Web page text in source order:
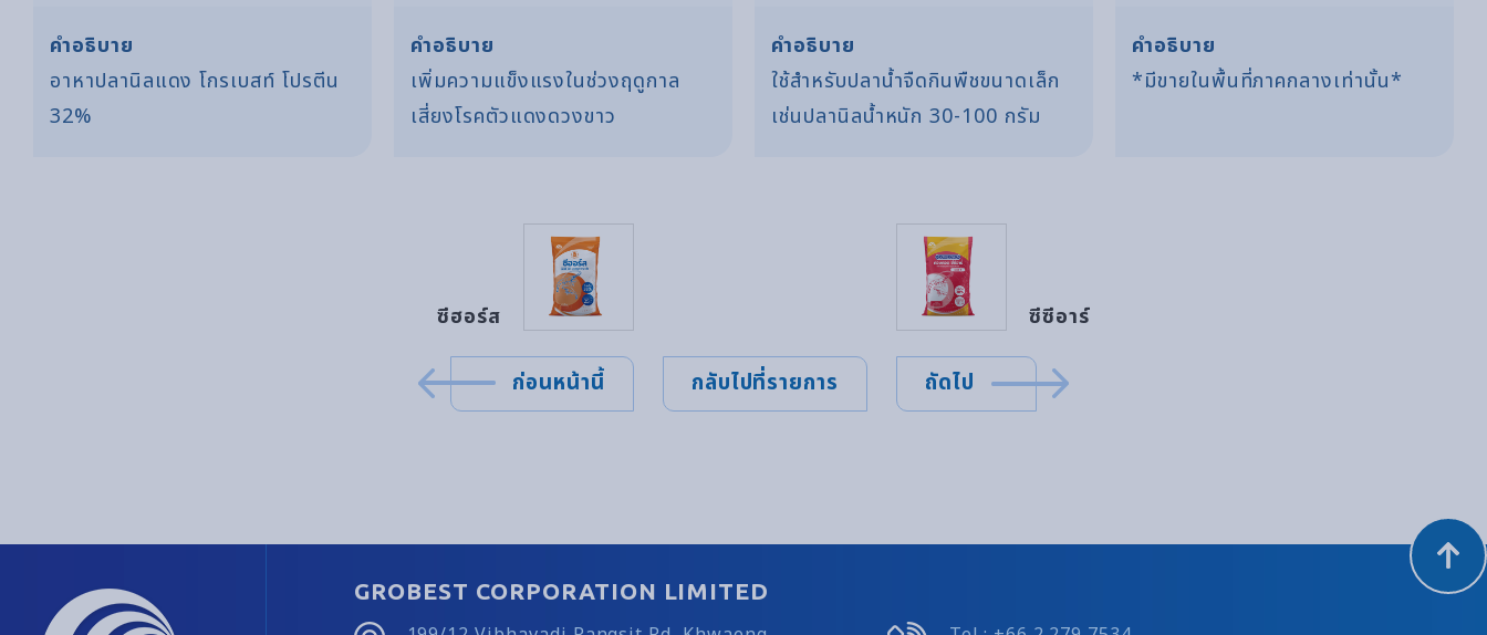
คำอธิบาย
อาหาปลานิลแดง โกรเบสท์ โปรตีน
32%
คำอธิบาย
เพิ่มความแข็งแรงในช่วงฤดูกาล
เสี่ยงโรคตัวแดงดวงขาว
คำอธิบาย
ใช้สำหรับปลาน้ำจืดกินพืชขนาดเล็ก
เช่นปลานิลน้ำหนัก 30-100 กรัม
คำอธิบาย
*มีขายในพื้นที่ภาคกลางเท่านั้น*
ซีฮอร์ส
ก่อนหน้านี้ กลับไปที่รายการ
ซีซีอาร์
ถัดไป
GROBEST CORPORATION LIMITED